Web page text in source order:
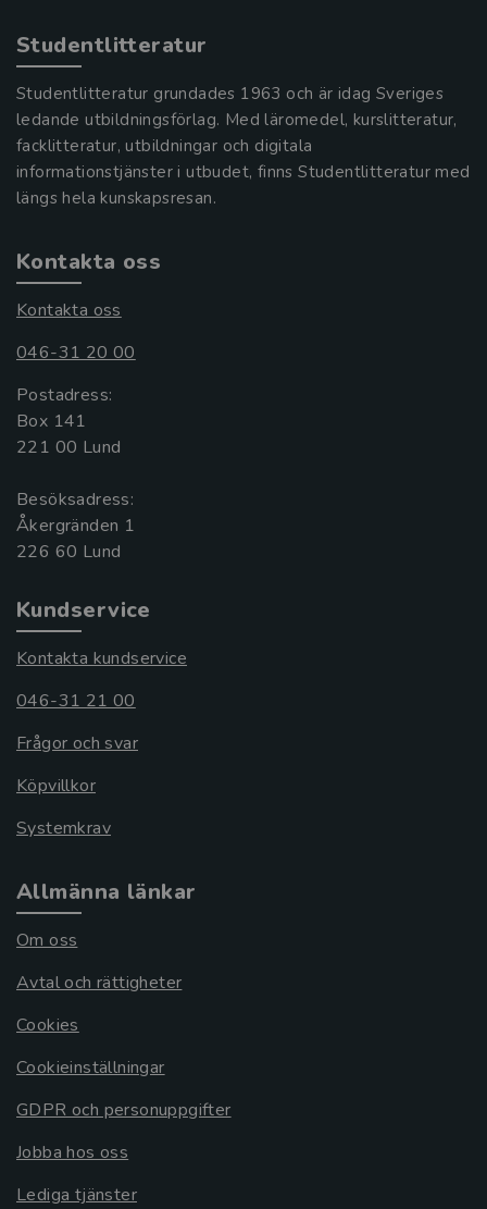
Studentlitteratur
Studentlitteratur grundades 1963 och är idag Sveriges
ledande utbildningsförlag. Med läromedel, kurslitteratur,
facklitteratur, utbildningar och digitala
informationstjänster i utbudet, finns Studentlitteratur med
längs hela kunskapsresan.
Kontakta oss
Kontakta oss
046-31 20 00
Postadress:
Box 141
221 00 Lund
Besöksadress:
Åkergränden 1
Kundservice
Kontakta kundservice
046-31 21 00
Frågor och svar
Köpvillkor
Systemkrav
Allmänna länkar
Om oss
Avtal och rättigheter
Cookies
Cookieinställningar
GDPR och personuppgifter
Jobba hos oss
Lediga tjänster